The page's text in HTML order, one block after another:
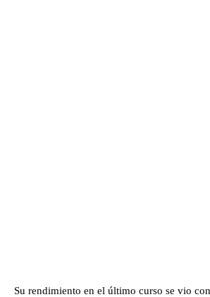
Su rendimiento en el último curso se vio